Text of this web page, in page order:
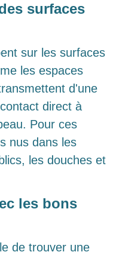
surfaces
sur les surfaces
les espaces
d'une
direct à
Pour ces
nus dans les
les douches et
les bons
de trouver une